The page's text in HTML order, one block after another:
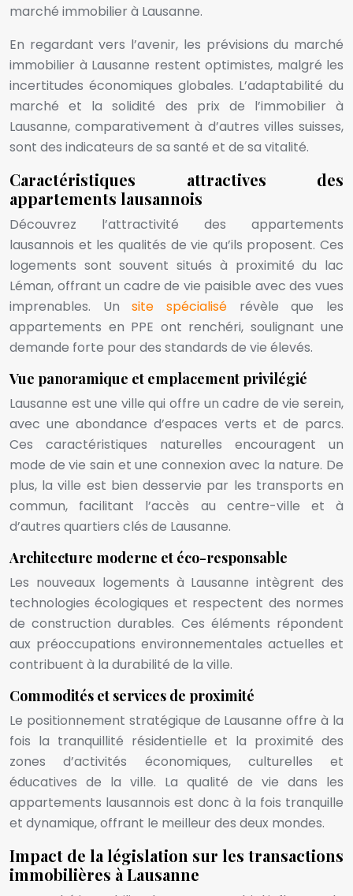
marché immobilier à Lausanne.
En regardant vers l’avenir, les prévisions du marché
immobilier à Lausanne restent optimistes, malgré les
incertitudes économiques globales. L’adaptabilité du
marché et la solidité des prix de l’immobilier à
Lausanne, comparativement à d’autres villes suisses,
sont des indicateurs de sa santé et de sa vitalité.
Caractéristiques attractives des
appartements lausannois
Découvrez l’attractivité des appartements
lausannois et les qualités de vie qu’ils proposent. Ces
logements sont souvent situés à proximité du lac
Léman, offrant un cadre de vie paisible avec des vues
imprenables. Unsite spécialisé révèle que les
appartements en PPE ont renchéri, soulignant une
demande forte pour des standards de vie élevés.
Vue panoramique et emplacement privilégié
Lausanne est une ville qui offre un cadre de vie serein,
avec une abondance d’espaces verts et de parcs.
Ces caractéristiques naturelles encouragent un
mode de vie sain et une connexion avec la nature. De
plus, la ville est bien desservie par les transports en
commun, facilitant l’accès au centre-ville et à
d’autres quartiers clés de Lausanne.
Architecture moderne et éco-responsable
Les nouveaux logements à Lausanne intègrent des
technologies écologiques et respectent des normes
de construction durables. Ces éléments répondent
aux préoccupations environnementales actuelles et
contribuent à la durabilité de la ville.
Commodités et services de proximité
Le positionnement stratégique de Lausanne offre à la
fois la tranquillité résidentielle et la proximité des
zones d’activités économiques, culturelles et
éducatives de la ville. La qualité de vie dans les
appartements lausannois est donc à la fois tranquille
et dynamique, offrant le meilleur des deux mondes.
Impact de la législation sur les transactions
immobilières à Lausanne